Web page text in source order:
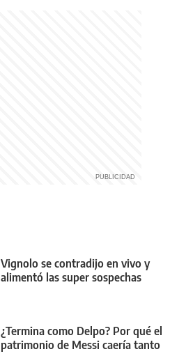
Vignolo se contradijo en vivo y
alimentó las super sospechas
¿Termina como Delpo? Por qué el
patrimonio de Messi caería tanto